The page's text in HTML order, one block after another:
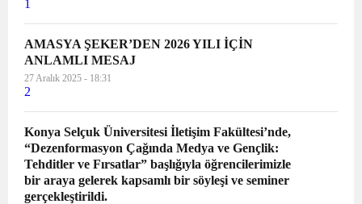
1
AMASYA ŞEKER’DEN 2026 YILI İÇİN
ANLAMLI MESAJ
27 Aralık 2025 - 18:31
2
Konya Selçuk Üniversitesi İletişim Fakültesi’nde,
“Dezenformasyon Çağında Medya ve Gençlik:
Tehditler ve Fırsatlar” başlığıyla öğrencilerimizle
bir araya gelerek kapsamlı bir söyleşi ve seminer
gerçekleştirildi.